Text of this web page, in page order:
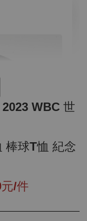
WBC 世
棒球T恤 紀念
/件